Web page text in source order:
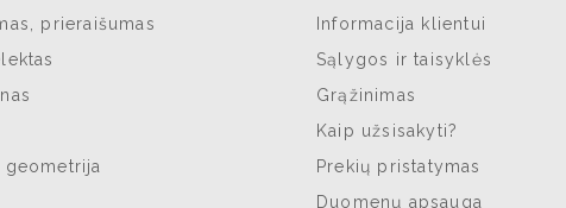
prieraišumas
geometrija
Informacija klientui
Sąlygos ir taisyklės
Grąžinimas
Kaip užsisakyti?
Prekių pristatymas
Duomenų apsauga